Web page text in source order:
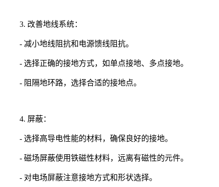
3. 改善地线系统：
- 减小地线阻抗和电源馈线阻抗。
- 选择正确的接地方式，如单点接地、多点接地。
- 阻隔地环路，选择合适的接地点。
4. 屏蔽：
- 选择高导电性能的材料，确保良好的接地。
- 磁场屏蔽使用铁磁性材料，远离有磁性的元件。
- 对电场屏蔽注意接地方式和形状选择。